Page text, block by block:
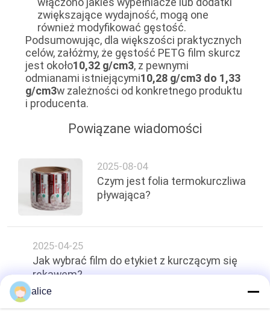
zwiększające wydajność, mogą one
również modyfikować gęstość.
Podsumowując, dla większości praktycznych
celów, załóżmy, że gęstość PETG film skurcz
jest około10,32 g/cm3, z pewnymi
odmianami istniejącymi10,28 g/cm3 do 1,33
g/cm3w zależności od konkretnego produktu
i producenta.
Powiązane wiadomości
2025-08-04
Czym jest folia termokurczliwa
pływająca?
2025-04-25
Jak wybrać film do etykiet z kurczącym się
rękawem?
alice